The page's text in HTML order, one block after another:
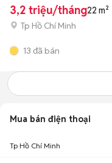
3,2 triệu/tháng22 m²
Tp Hồ Chí Minh
13 đã bán
Mua bán điện thoại
Tp Hồ Chí Minh